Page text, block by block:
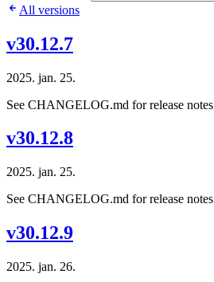
All versions
v30.12.7
2025. jan. 25.
See CHANGELOG.md for release notes
v30.12.8
2025. jan. 25.
See CHANGELOG.md for release notes
v30.12.9
2025. jan. 26.